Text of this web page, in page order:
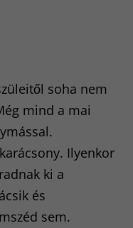
soha nem
mind a mai
Ilyenkor
ki a
és
sem.